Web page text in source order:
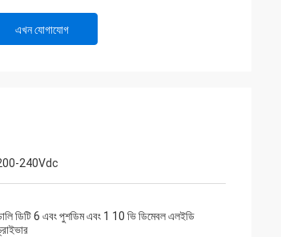
এখন যোগাযোগ
240Vdc
ডিটি 6 এবং পুশডিম এবং 1 10 ভি ডিমেবল এলইডি